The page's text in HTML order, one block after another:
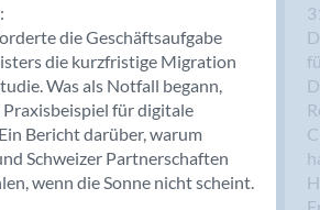
die Geschäftsaufgabe
die kurzfristige Migration
Was als Notfall begann,
Praxisbeispiel für digitale
Bericht darüber, warum
Schweizer Partnerschaften
wenn die Sonne nicht scheint.